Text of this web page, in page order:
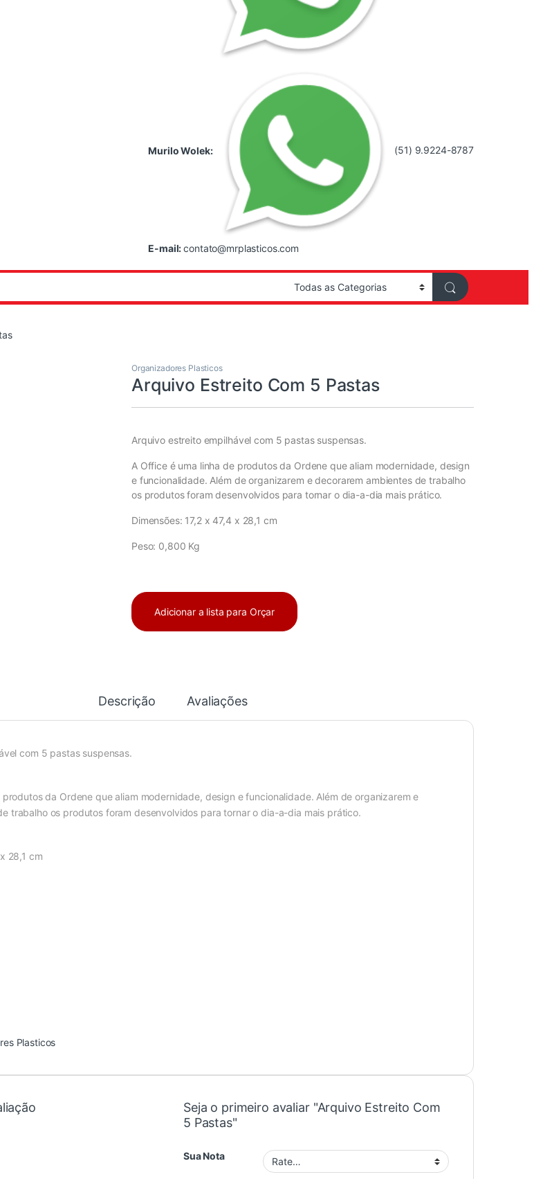
Murilo Wolek: (51) 9.9224-8787
E-mail:contato@mrplasticos.com
Organizadores Plasticos
Arquivo Estreito Com 5 Pastas
Arquivo estreito empilhável com 5 pastas suspensas.
A Office é uma linha de produtos da Ordene que aliam modernidade, design
e funcionalidade. Além de organizarem e decorarem ambientes de trabalho
os produtos foram desenvolvidos para tornar o dia-a-dia mais prático.
Dimensões: 17,2 x 47,4 x 28,1 cm
Peso: 0,800 Kg
Adicionar a lista para Orçar
Descrição Avaliações
com 5 pastas suspensas.
da Ordene que aliam modernidade, design e funcionalidade. Além de organizarem e
trabalho os produtos foram desenvolvidos para tornar o dia-a-dia mais prático.
28,1 cm
Plasticos
Seja o primeiro avaliar "Arquivo Estreito Com
5 Pastas"
Sua Nota